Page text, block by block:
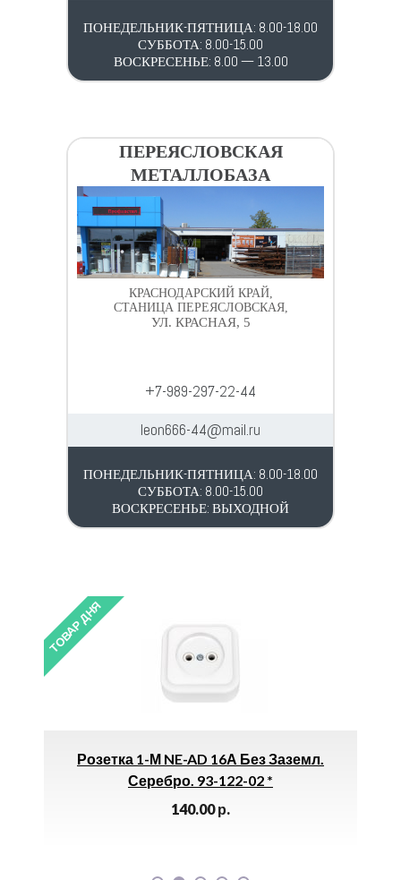
ПОНЕДЕЛЬНИК-ПЯТНИЦА: 8.00-18.00
СУББОТА: 8.00-15.00
ВОСКРЕСЕНЬЕ: 8.00 — 13.00
ПЕРЕЯСЛОВСКАЯ
МЕТАЛЛОБАЗА
КРАСНОДАРСКИЙ КРАЙ,
СТАНИЦА ПЕРЕЯСЛОВСКАЯ,
УЛ. КРАСНАЯ, 5
+7-989-297-22-44
leon666-44@mail.ru
ПОНЕДЕЛЬНИК-ПЯТНИЦА: 8.00-18.00
СУББОТА: 8.00-15.00
ВОСКРЕСЕНЬЕ: ВЫХОДНОЙ
ТОВАР ДНЯ
Розетка 1-М NE-AD 16А Без Заземл.
Серебро. 93-122-02 *
140.00р.